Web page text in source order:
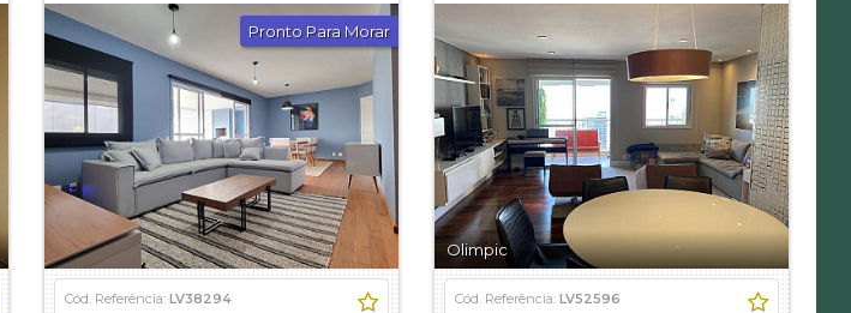
Pronto Para Morar
Cód. Referência: LV38294
Olimpic
Cód. Referência: LV52596